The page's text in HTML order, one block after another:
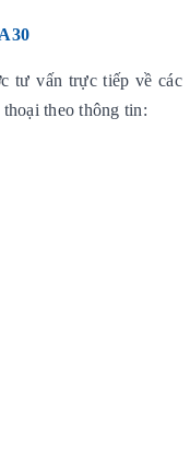
tư vấn trực tiếp về các
theo thông tin: